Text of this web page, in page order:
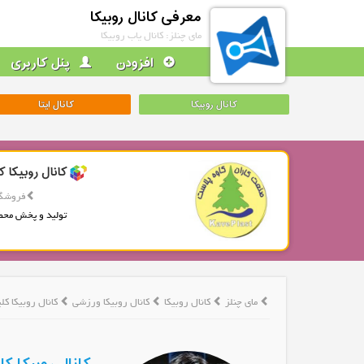
معرفی کانال روبیکا
مای چنلز: کانال یاب روبیکا
افزودن پنل کاربری
کانال روبیکا کانال ایتا
کانال روبیکا
تولید و پخش
مای چنلز کانال روبیکا کانال روبیکا ورزشی کانال